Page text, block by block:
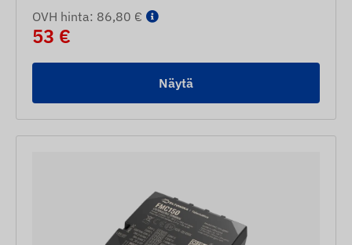
OVH hinta: 86,80 €
53 €
Näytä